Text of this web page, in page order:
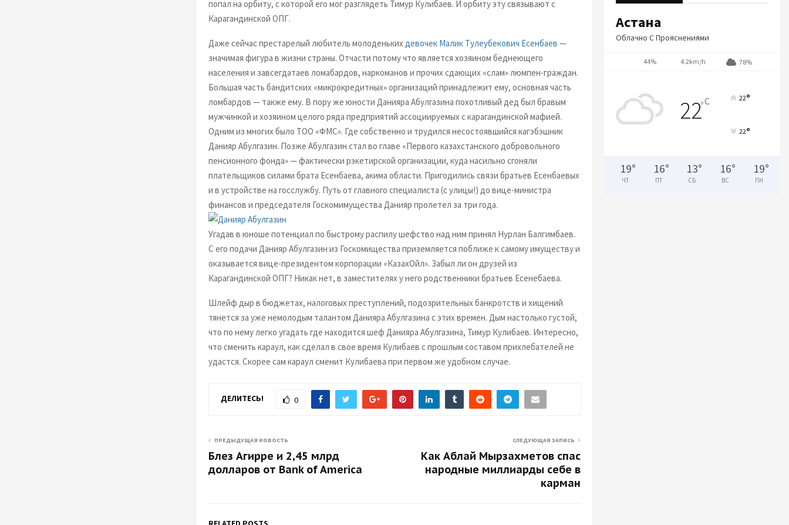
попал на орбиту, с которой его мог разглядеть Тимур Кулибаев. И орбиту эту связывают с
Карагандинской ОПГ.
Даже сейчас престарелый любитель молоденьких девочек Малик Тулеубекович Есенбаев —
значимая фигура в жизни страны. Отчасти потому что является хозяином беднеющего
населения и завсегдатаев ломабардов, наркоманов и прочих сдающих «слам» люмпен-граждан.
Большая часть бандитских «микрокредитных» организаций принадлежит ему, основная часть
ломбардов — также ему. В пору же юности Данияра Абулгазина похотливый дед был бравым
мужчинкой и хозяином целого ряда предприятий ассоциируемых с карагандинской мафией.
Одним из многих было ТОО «ФМС». Где собственно и трудился несостоявшийся кагэбэшник
Данияр Абулгазин. Позже Абулгазин стал во главе «Первого казахстанского добровольного
пенсионного фонда» — фактически рэкетирской организации, куда насильно сгоняли
плательщиков силами брата Есенбаева, акима области. Пригодились связи братьев Есенбаевых
и в устройстве на госслужбу. Путь от главного специалиста (с улицы!) до вице-министра
финансов и председателя Госкомимущества Данияр пролетел за три года.
Угадав в юноше потенциал по быстрому распилу шефство над ним принял Нурлан Балгимбаев.
С его подачи Данияр Абулгазин из Госкомищества приземляется поближе к самому имуществу и
оказывается вице-президентом корпорации «КазахОйл». Забыл ли он друзей из
Карагандинской ОПГ? Никак нет, в заместителях у него родственники братьев Есенебаева.
Шлейф дыр в бюджетах, налоговых преступлений, подозрительных банкротств и хищений
тянется за уже немолодым талантом Данияра Абулгазина с этих времен. Дым настолько густой,
что по нему легко угадать где находится шеф Данияра Абулгазина, Тимур Кулибаев. Интересно,
что сменить караул, как сделал в свое время Кулибаев с прошлым составом прихлебателей не
удастся. Скорее сам караул сменит Кулибаева при первом же удобном случае.
ДЕЛИТЕСЬ! 0
ПРЕДЫДУЩАЯ НОВОСТЬ
Блез Агирре и 2,45 млрд
долларов от Bank of America
СЛЕДУЮЩАЯ ЗАПИСЬ
Как Аблай Мырзахметов спас
народные миллиарды себе в
карман
Астана
Облачно С Прояснениями
44% 4.2km/h 78%
22°C 22°
22°
19°
ЧТ
16°
ПТ
13°
СБ
16°
ВС
19°
ПН